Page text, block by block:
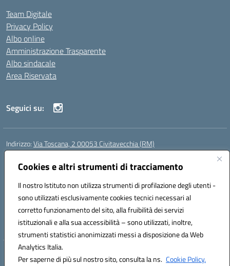
Cookies e altri strumenti di tracciamento
Il nostro Istituto non utilizza strumenti di profilazione degli utenti -
sono utilizzati esclusivamente cookies tecnici necessari al
corretto funzionamento del sito, alla fruibilità dei servizi
istituzionali e alla sua accessibilità – sono utilizzati, inoltre,
strumenti statistici anonimizzati messi a disposizione da Web
Analytics Italia.
Per saperne di più sul nostro sito, consulta la ns. Cookie Policy.
Team Digitale
Privacy Policy
Albo online
Amministrazione Trasparente
Albo sindacale
Area Riservata
Seguici su:
Indirizzo:Via Toscana, 2 00053 Civitavecchia (RM)
Centralino:
Posta elettronica certificata (PEC):rmic8b900g@pec.istruzione.it
Codice fiscale: 91038380589
Codice meccanografico:RMIC8B900G
Codice Indice delle Pubbliche Amministrazioni (IPA): istsc_rmic8b900g
Codice unico di fatturazione (CUF): UFP4NO
Hosting & Powered by 3D Solution S.r.l.